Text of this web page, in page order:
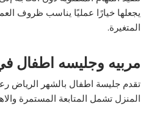
يجعلها خيارًا عمليًا يناسب ظروف
المتغيرة.
مربيه وجليسه اطفال
تقدم جليسة اطفال بالشهر الرياض
المنزل تشمل المتابعة المستمرة